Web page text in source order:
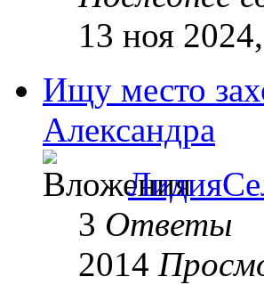
13 ноя
Ищу место
Александра
3 Ответы
2014